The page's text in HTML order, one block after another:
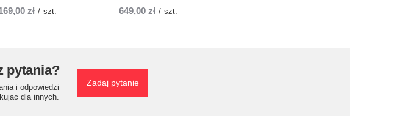
zł / szt. 649,00 zł / szt.
pytania?
i odpowiedzi
dla innych.
Zadaj pytanie